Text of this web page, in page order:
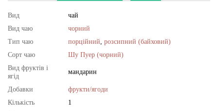
Вид
чай
Вид чаю
чорний
Тип чаю
порційний розсипний (байховий)
Сорт чаю
Шу Пуер (чорний)
Вид фруктів і
ягід
мандарин
Добавки
фрукти/ягоди
Кількість
1